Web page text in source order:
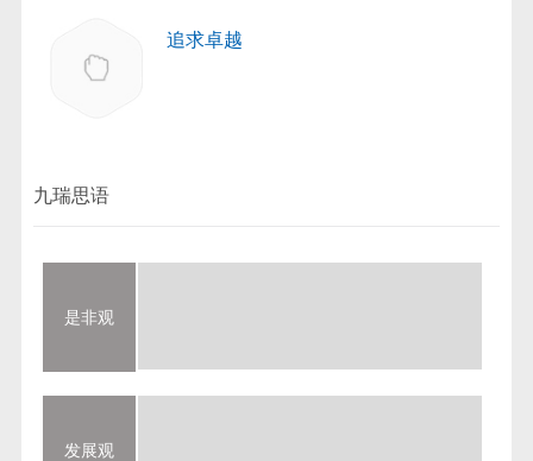
追求卓越
九瑞思语
是非观
发展观